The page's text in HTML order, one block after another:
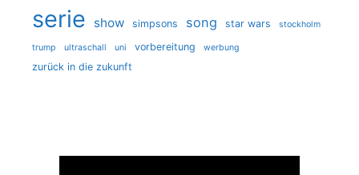
serie show simpsons song star wars stockholm
trump ultraschall uni vorbereitung werbung
zurück in die zukunft